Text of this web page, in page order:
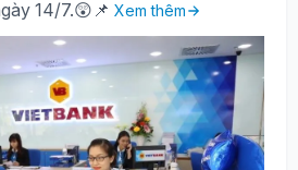
14/7.😲📌 Xem thêm